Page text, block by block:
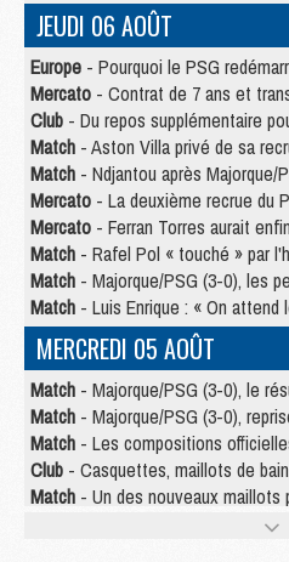
JEUDI 06 AOÛT
Europe - Pourquoi le PSG redémarre
Mercato - Contrat de 7 ans et transfert
Club - Du repos supplémentaire
Match - Aston Villa privé de sa
Match - Ndjantou après Majorque/PSG
Mercato - La deuxième recrue du
Mercato - Ferran Torres aurait enfin
Match - Rafel Pol « touché » par
Match - Majorque/PSG (3-0), les
Match - Luis Enrique : « On attend
MERCREDI 05 AOÛT
Match - Majorque/PSG (3-0), le
Match - Majorque/PSG (3-0),
Match - Les compositions officielles de
Club - Casquettes, maillots de bain,
Match - Un des nouveaux maillots
- Le PSG prépare une